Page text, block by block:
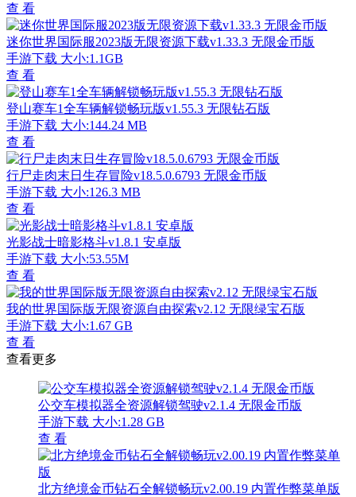
查 看
迷你世界国际服2023版无限资源下载v1.33.3 无限金币版
手游下载 大小:1.1GB
查 看
登山赛车1全车辆解锁畅玩版v1.55.3 无限钻石版
手游下载 大小:144.24 MB
查 看
行尸走肉末日生存冒险v18.5.0.6793 无限金币版
手游下载 大小:126.3 MB
查 看
光影战士暗影格斗v1.8.1 安卓版
手游下载 大小:53.55M
查 看
我的世界国际版无限资源自由探索v2.12 无限绿宝石版
手游下载 大小:1.67 GB
查 看
查看更多
公交车模拟器全资源解锁驾驶v2.1.4 无限金币版
手游下载 大小:1.28 GB
查 看
北方绝境金币钻石全解锁畅玩v2.00.19 内置作弊菜单版